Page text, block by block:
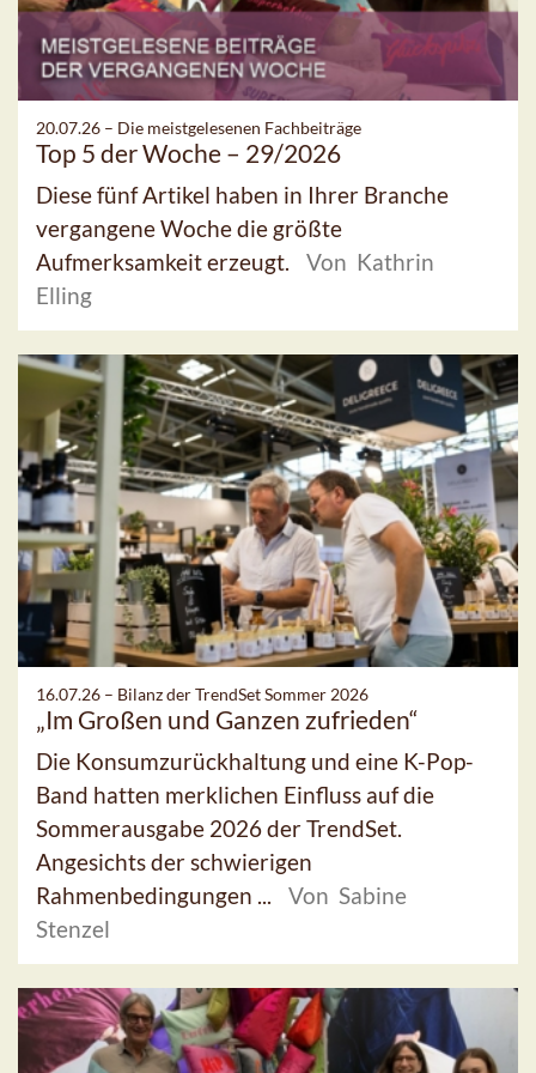
20.07.26 – Die meistgelesenen Fachbeiträge
Top 5 der Woche – 29/2026
Diese fünf Artikel haben in Ihrer Branche
vergangene Woche die größte
Aufmerksamkeit erzeugt.
Von Kathrin
Elling
16.07.26 – Bilanz der TrendSet Sommer 2026
„Im Großen und Ganzen zufrieden“
Die Konsumzurückhaltung und eine K-Pop-
Band hatten merklichen Einfluss auf die
Sommerausgabe 2026 der TrendSet.
Angesichts der schwierigen
Rahmenbedingungen ...
Von Sabine
Stenzel